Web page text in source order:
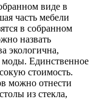
виде в
часть мебели
в собранном
назвать
экологична,
моды. Единственное
стоимость.
можно отнести
из стекла,